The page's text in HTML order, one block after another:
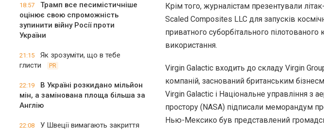
18:57
Трамп все песимістичніше
оцінює свою спроможність
зупинити війну Росії проти
України
21:15
Як зрозуміти, що в тебе
глисти
PR
22:19
В Україні розкидано мільйон
мін, а замінована площа більша за
Англію
22:08
У Швеції вимагають закриття
Крім того, журналістам презентували
Scaled Composites LLC для запусків
приватного суборбітального
використання.
Virgin Galactic входить до складу Virgin
компаній, заснований британським
Virgin Galactic і Національне управління з
простору (NASA) підписали меморандум
Нью-Мексико був представлений